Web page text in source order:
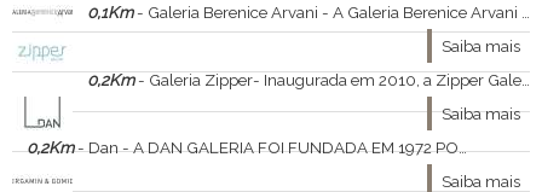
0,1Km- Galeria Berenice Arvani - A Galeria Berenice Arvani está centrada na arte contemporânea, com foco especial nos artistas construtivos.
Saiba mais
0,2Km- Galeria Zipper- Inaugurada em 2010, a Zipper Galeria estabeleceu-se inicialmente com foco na produção de artistas emergentes da cena brasileira e latino-americana,
Saiba mais
0,2Km- Dan - A DAN GALERIA FOI FUNDADA EM 1972 POR J. PETER COHN E GLÁUCIA S. COHN EM SÃO PAULO
Saiba mais